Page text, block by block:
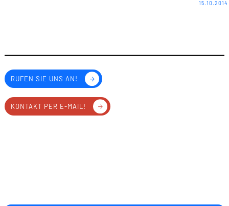
15.10.2014
RUFEN SIE UNS AN!
KONTAKT PER E-MAIL!